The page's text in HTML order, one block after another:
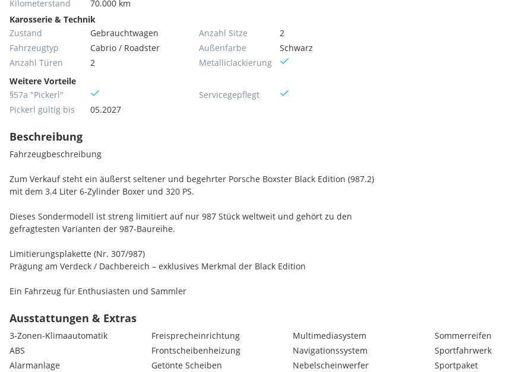
Kilometerstand
70.000 km
Karosserie & Technik
Zustand
Gebrauchtwagen
Fahrzeugtyp
Cabrio / Roadster
Anzahl Türen
2
Anzahl Sitze
2
Außenfarbe
Schwarz
Metallic­lackierung
Weitere Vorteile
§57a "Pickerl"
Pickerl gültig bis
05.2027
Servicegepflegt
Beschreibung
Fahrzeugbeschreibung
Zum Verkauf steht ein äußerst seltener und begehrter Porsche Boxster Black Edition (987.2)
mit dem 3.4 Liter 6-Zylinder Boxer und 320 PS.
Dieses Sondermodell ist streng limitiert auf nur 987 Stück weltweit und gehört zu den
gefragtesten Varianten der 987-Baureihe.
Limitierungsplakette (Nr. 307/987)
Prägung am Verdeck / Dachbereich – exklusives Merkmal der Black Edition
Ein Fahrzeug für Enthusiasten und Sammler
Eckdaten
• Modell: Porsche Boxster Black Edition (987.2)
• Motor: 3.4L 6-Zylinder Boxer
• Leistung: 320 PS
• Getriebe: Schalter
Ausstattungen & Extras
3-Zonen-Klimaautomatik
ABS
Alarmanlage
Freisprecheinrichtung
Frontscheibenheizung
Getönte Scheiben
Multimediasystem
Navigationssystem
Nebelscheinwerfer
Sommerreifen
Sportfahrwerk
Sportpaket